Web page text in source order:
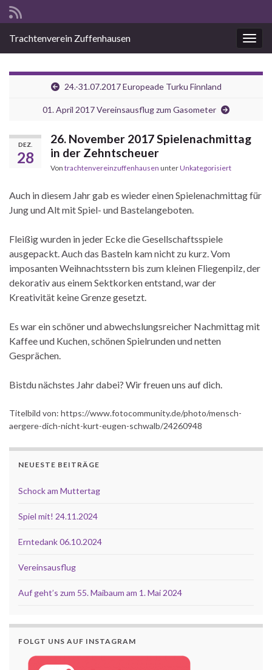
Trachtenverein Zuffenhausen
24.-31.07.2017 Europeade Turku Finnland
01. April 2017 Vereinsausflug zum Gasometer
DEZ.
28
26. November 2017 Spielenachmittag
in der Zehntscheuer
Von trachtenvereinzuffenhausen unterUnkategorisiert
Auch in diesem Jahr gab es wieder einen Spielenachmittag für
Jung und Alt mit Spiel- und Bastelangeboten.
Fleißig wurden in jeder Ecke die Gesellschaftsspiele
ausgepackt. Auch das Basteln kam nicht zu kurz. Vom
imposanten Weihnachtsstern bis zum kleinen Fliegenpilz, der
dekorativ aus einem Sektkorken entstand, war der
Kreativität keine Grenze gesetzt.
Es war ein schöner und abwechslungsreicher Nachmittag mit
Kaffee und Kuchen, schönen Spielrunden und netten
Gesprächen.
Bistdu nächstes Jahr dabei? Wir freuen uns auf dich.
Titelbild von: https://www.fotocommunity.de/photo/mensch-
aergere-dich-nicht-kurt-eugen-schwalb/24260948
NEUESTE BEITRÄGE
Schock am Muttertag
Spiel mit! 24.11.2024
Erntedank 06.10.2024
Vereinsausflug
Auf geht’s zum 55. Maibaum am 1. Mai 2024
FOLGT UNS AUF INSTAGRAM